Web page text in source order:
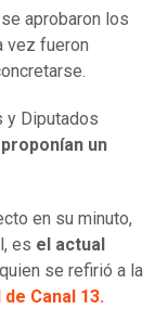
aprobaron los
vez fueron
y Diputados
un
en su minuto,
es el actual
quien se refirió a la
Canal 13.